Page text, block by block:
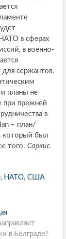
в сферах
в военно-
для сержантов,
планы не
при прежней
в
– план/
который был
того. Саркис
, НАТО, США
л
е
в Белграде?